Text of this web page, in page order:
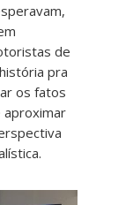
de
pra
os fatos